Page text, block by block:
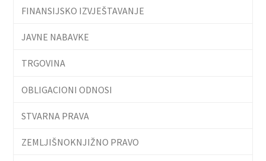
FINANSIJSKO IZVJEŠTAVANJE
JAVNE NABAVKE
TRGOVINA
OBLIGACIONI ODNOSI
STVARNA PRAVA
ZEMLJIŠNOKNJIŽNO PRAVO